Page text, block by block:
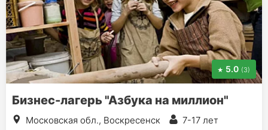
5.0 (3)
Бизнес-лагерь "Азбука на миллион"
Московская обл., Воскресенск
7-17 лет